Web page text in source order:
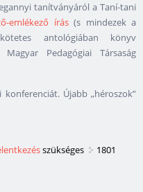
tanítványáról a Taní-tani
emlékező írás(s mindezek a
antológiában könyv
Pedagógiai Társaság
Újabb „héroszok”
szükséges
1801